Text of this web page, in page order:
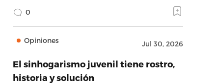
0
Opiniones Jul 30, 2026
El sinhogarismo juvenil tiene rostro,
historia y solución